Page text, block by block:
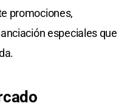
promociones,
especiales que